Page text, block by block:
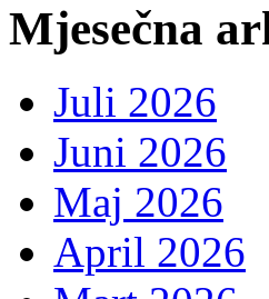
Mjesečna
Juli 2026
Juni 2026
Maj 2026
April 2026